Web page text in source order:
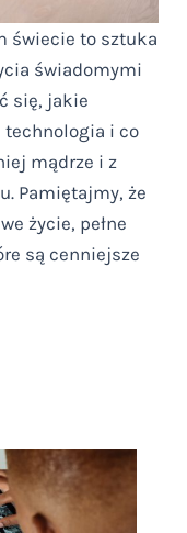
świecie to sztuka
świadomymi
się, jakie
i co
mądrze i z
Pamiętajmy, że
życie, pełne
są cenniejsze